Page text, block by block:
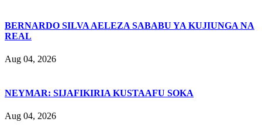
BERNARDO SILVA AELEZA SABABU YA KUJIUNGA NA
REAL
Aug 04, 2026
NEYMAR: SIJAFIKIRIA KUSTAAFU SOKA
Aug 04, 2026